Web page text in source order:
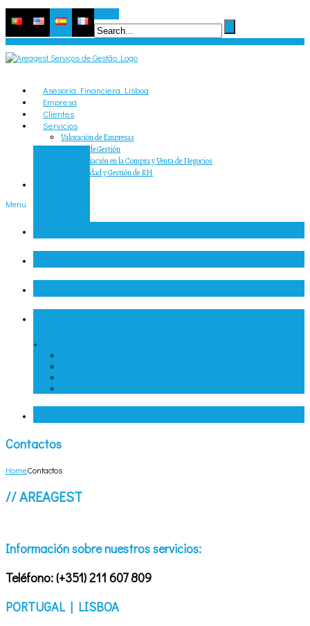
Asesoria Financiera Lisboa
Empresa
Clientes
Servicios
Valoración de Empresas
Asesoría de Gestión
Intermediación en la Compra y Venta de Negocios
Contabilidad y Gestión de RH
Menu
+
Contactos
HomeContactos
// AREAGEST
Información sobre nuestros servicios:
Teléfono:(+351) 211 607 809
PORTUGAL | LISBOA